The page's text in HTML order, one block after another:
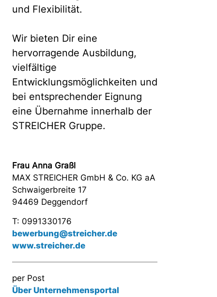
und Flexibilität.
Wir bieten Dir eine
hervorragende Ausbildung,
vielfältige
Entwicklungsmöglichkeiten und
bei entsprechender Eignung
eine Übernahme innerhalb der
STREICHER Gruppe.
Frau Anna Graßl
MAX STREICHER GmbH & Co. KG aA
Schwaigerbreite 17
94469 Deggendorf
T: 0991330176
bewerbung@streicher.de
www.streicher.de
per Post
Über Unternehmensportal